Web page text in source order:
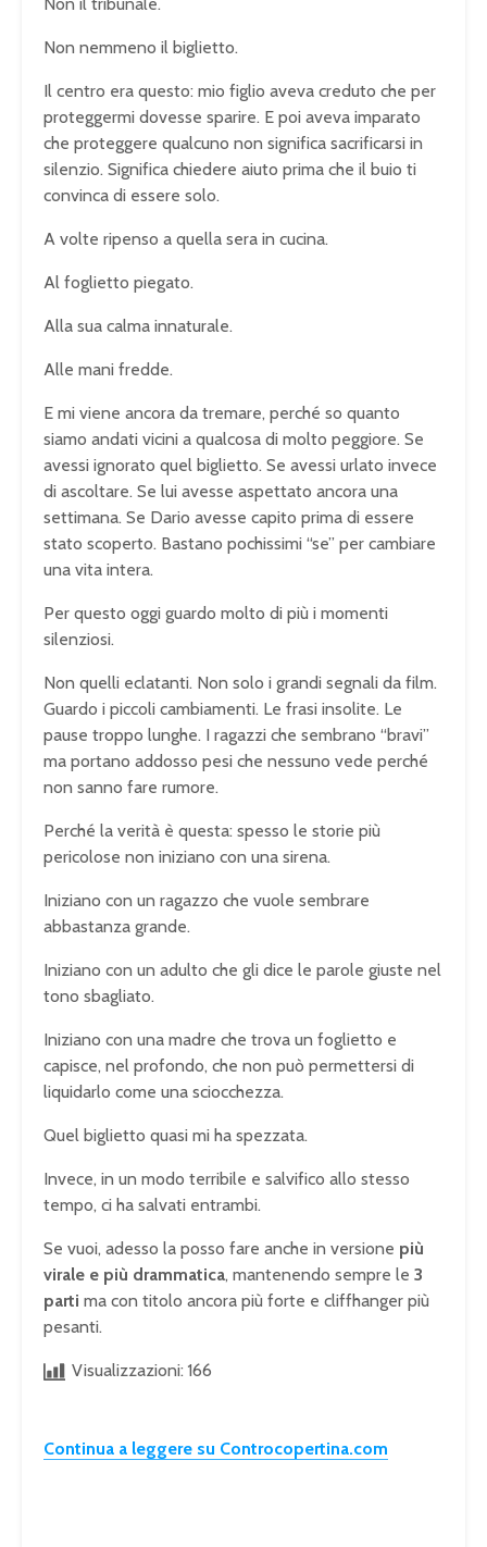
Non nemmeno il biglietto.
Il centro era questo: mio figlio aveva creduto che per
proteggermi dovesse sparire. E poi aveva imparato
che proteggere qualcuno non significa sacrificarsi in
silenzio. Significa chiedere aiuto prima che il buio ti
convinca di essere solo.
A volte ripenso a quella sera in cucina.
Al foglietto piegato.
Alla sua calma innaturale.
Alle mani fredde.
E mi viene ancora da tremare, perché so quanto
siamo andati vicini a qualcosa di molto peggiore. Se
avessi ignorato quel biglietto. Se avessi urlato invece
di ascoltare. Se lui avesse aspettato ancora una
settimana. Se Dario avesse capito prima di essere
stato scoperto. Bastano pochissimi “se” per cambiare
una vita intera.
Per questo oggi guardo molto di più i momenti
silenziosi.
Non quelli eclatanti. Non solo i grandi segnali da film.
Guardo i piccoli cambiamenti. Le frasi insolite. Le
pause troppo lunghe. I ragazzi che sembrano “bravi”
ma portano addosso pesi che nessuno vede perché
non sanno fare rumore.
Perché la verità è questa: spesso le storie più
pericolose non iniziano con una sirena.
Iniziano con un ragazzo che vuole sembrare
abbastanza grande.
Iniziano con un adulto che gli dice le parole giuste nel
tono sbagliato.
Iniziano con una madre che trova un foglietto e
capisce, nel profondo, che non può permettersi di
liquidarlo come una sciocchezza.
Quel biglietto quasi mi ha spezzata.
Invece, in un modo terribile e salvifico allo stesso
tempo, ci ha salvati entrambi.
Se vuoi, adesso la posso fare anche in versione più
virale e più drammatica, mantenendo sempre le 3
parti ma con titolo ancora più forte e cliffhanger più
pesanti.
Visualizzazioni: 166
Continua a leggere su Controcopertina.com